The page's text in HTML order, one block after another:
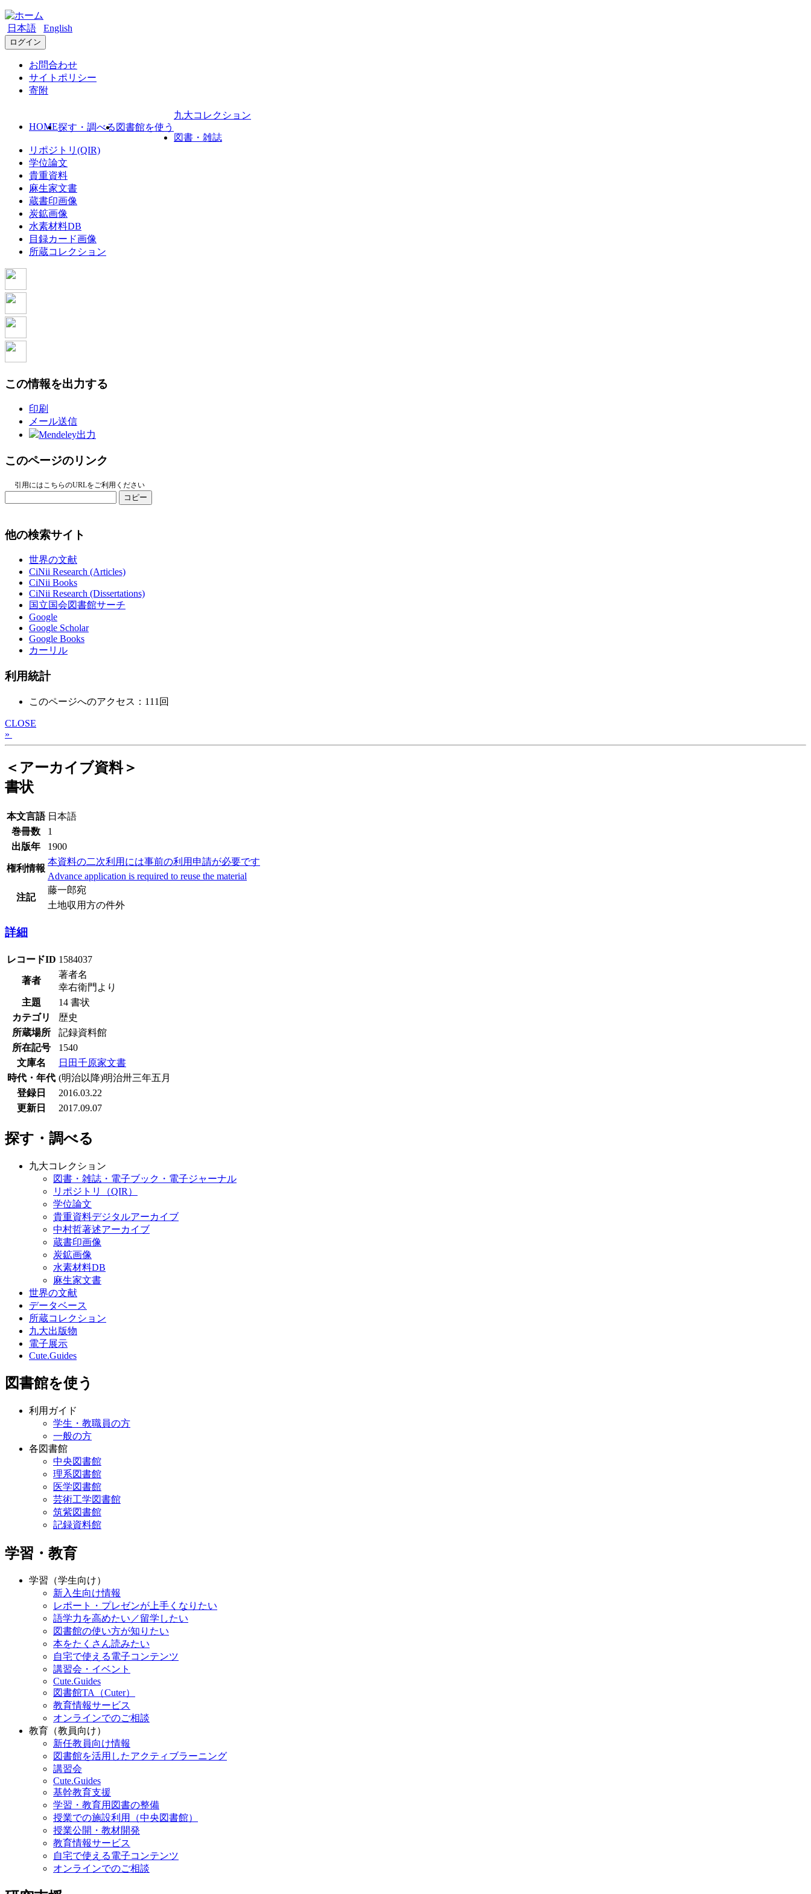
日本語 English
ログイン
お問合わせ
サイトポリシー
寄附
HOME探す・調べる 図書館を使う
九大コレクション
図書・雑誌
リポジトリ(QIR)
学位論文
貴重資料
麻生家文書
蔵書印画像
炭鉱画像
水素材料DB
目録カード画像
所蔵コレクション
この情報を出力する
印刷
メール送信
Mendeley出力
このページのリンク
引用にはこちらのURLをご利用ください
コピー
他の検索サイト
世界の文献
CiNii Research (Articles)
CiNii Books
CiNii Research (Dissertations)
国立国会図書館サーチ
Google
Google Scholar
Google Books
カーリル
利用統計
このページへのアクセス：111回
CLOSE
»
＜アーカイブ資料＞
書状
本文言語 日本語
巻冊数
1
出版年
1900
権利情報
本資料の二次利用には事前の利用申請が必要です
Advance application is required to reuse the material
注記
藤一郎宛
土地収用方の件外
詳細
レコードID 1584037
著者
著者名
幸右衛門より
主題
14 書状
カテゴリ
歴史
所蔵場所
記録資料館
所在記号
1540
文庫名
日田千原家文書
時代・年代 (明治以降)明治卅三年五月
登録日
2016.03.22
更新日
2017.09.07
探す・調べる
九大コレクション
図書・雑誌・電子ブック・電子ジャーナル
リポジトリ（QIR）
学位論文
貴重資料デジタルアーカイブ
中村哲著述アーカイブ
蔵書印画像
炭鉱画像
水素材料DB
麻生家文書
世界の文献
データベース
所蔵コレクション
九大出版物
電子展示
Cute.Guides
図書館を使う
利用ガイド
学生・教職員の方
一般の方
各図書館
中央図書館
理系図書館
医学図書館
芸術工学図書館
筑紫図書館
記録資料館
学習・教育
学習（学生向け）
新入生向け情報
レポート・プレゼンが上手くなりたい
語学力を高めたい／留学したい
図書館の使い方が知りたい
本をたくさん読みたい
自宅で使える電子コンテンツ
講習会・イベント
Cute.Guides
図書館TA（Cuter）
教育情報サービス
オンラインでのご相談
教育（教員向け）
新任教員向け情報
図書館を活用したアクティブラーニング
講習会
Cute.Guides
基幹教育支援
学習・教育用図書の整備
授業での施設利用（中央図書館）
授業公開・教材開発
教育情報サービス
自宅で使える電子コンテンツ
オンラインでのご相談